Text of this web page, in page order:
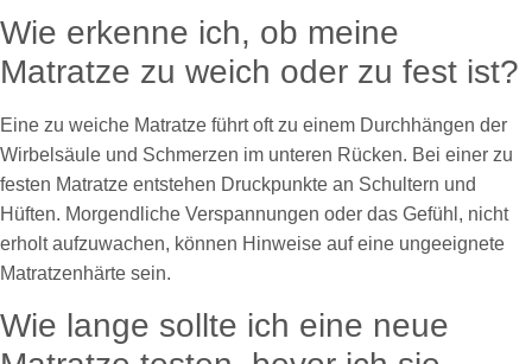
Wie erkenne ich, ob meine
Matratze zu weich oder zu fest ist?
Eine zu weiche Matratze führt oft zu einem Durchhängen der
Wirbelsäule und Schmerzen im unteren Rücken. Bei einer zu
festen Matratze entstehen Druckpunkte an Schultern und
Hüften. Morgendliche Verspannungen oder das Gefühl, nicht
erholt aufzuwachen, können Hinweise auf eine ungeeignete
Matratzenhärte sein.
Wie lange sollte ich eine neue